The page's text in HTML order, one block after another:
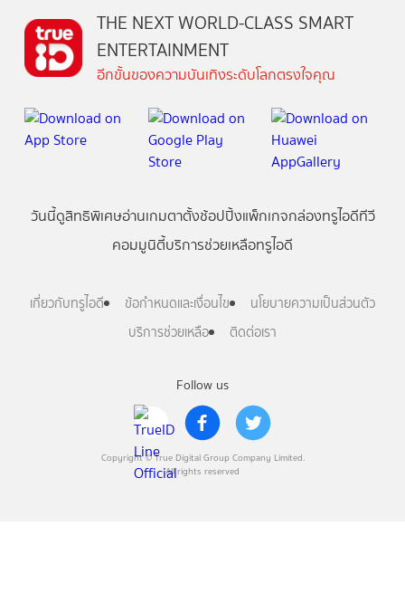
Follow us
Copyright © True Digital Group Company Limited.
All rights reserved
THE NEXT WORLD-CLASS SMART
ENTERTAINMENT
อีกขั้นของความบันเทิงระดับโลกตรงใจคุณ
วันนี้ดูสิทธิพิเศษอ่านเกมตาตั้งช้อปปิ้งแพ็กเกจกล่องทรูไอดีทีวี
คอมมูนิตี้บริการช่วยเหลือทรูไอดี
เกี่ยวกับทรูไอดี ข้อกำหนดและเงื่อนไข
นโยบายความเป็นส่วนตัว
บริการช่วยเหลือ
ติดต่อเรา